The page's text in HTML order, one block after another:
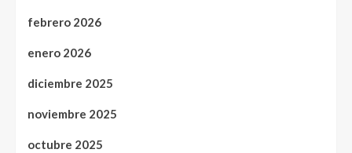
febrero 2026
enero 2026
diciembre 2025
noviembre 2025
octubre 2025